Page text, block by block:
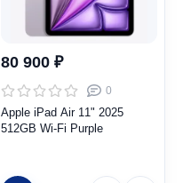
80 900 ₽
0
Apple iPad Air 11" 2025
512GB Wi-Fi Purple